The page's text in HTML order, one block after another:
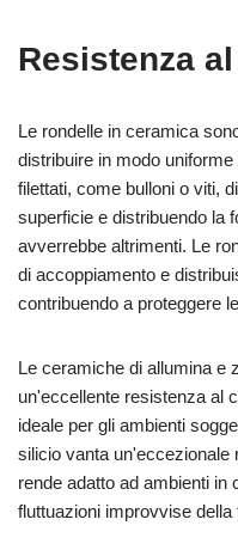
Resistenza
Le rondelle in ceramica
distribuire in modo
filettati, come bulloni o viti,
superficie e distribuendo la
avverrebbe altrimenti. Le
di accoppiamento e
contribuendo a proteggere
Le ceramiche di allumina e
un'eccellente resistenza al
ideale per gli ambienti
silicio vanta
rende adatto ad ambienti in
fluttuazioni improvvise della